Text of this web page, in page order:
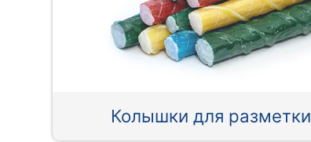
Колышки для разметки